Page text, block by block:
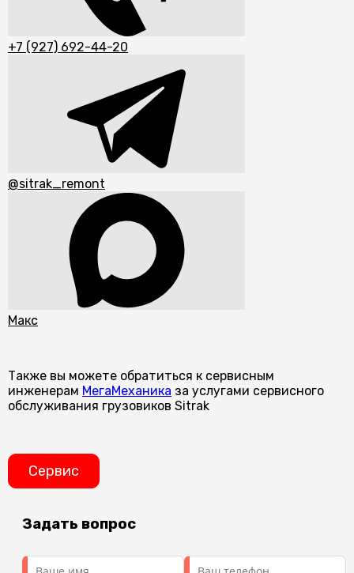
+7 (927) 692-44-20
@sitrak_remont
Макс
Также вы можете обратиться к сервисным
инженерам МегаМеханика за услугами сервисного
обслуживания грузовиков Sitrak
Сервис
Задать вопрос